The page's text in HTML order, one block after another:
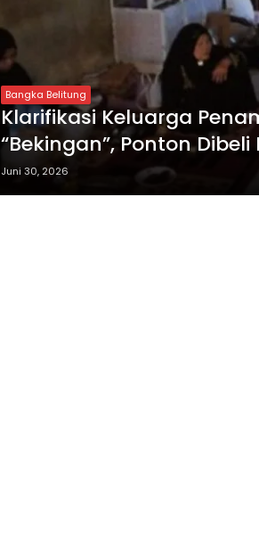
Bangka Belitung
Klarifikasi Keluarga
“Bekingan”, Ponton
Juni 30, 2026